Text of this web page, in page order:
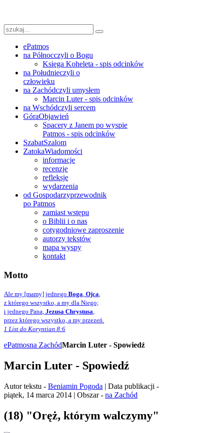
ePatmos
na Północczyli o Bogu
Księga Koheleta - spis odcinków
na Południeczyli o
człowieku
na Zachódczyli umysłem
Marcin Luter - spis odcinków
na Wschódczyli sercem
GóraObjawień
Spacery z Janem po wyspie
Patmos - spis odcinków
SzabatSzalom
ZatokaWiadomości
informacje
recenzje
refleksje
wydarzenia
od Gospodarzyprzewodnik
po Patmos
zamiast wstępu
o Biblii i o nas
cotygodniowe zaproszenie
autorzy tekstów
mapa wyspy
kontakt
Motto
Ale my [mamy] jednego Boga, Ojca,
z którego wszystko, a my dla Niego;
i jednego Pana, Jezusa Chrystusa,
przez którego wszystko, a my przezeń.
1 List do Koryntian 8:6
ePatmosna ZachódMarcin Luter - Spowiedź
Marcin Luter - Spowiedź
Autor tekstu - Beniamin Pogoda | Data publikacji -
piątek, 14 marca 2014 | Obszar - na Zachód
(18) "Oręż, którym walczymy"